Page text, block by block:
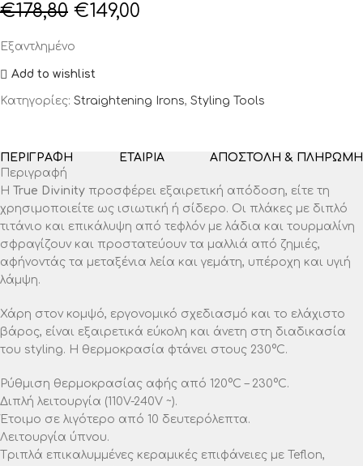
€178,80 €149,00
Εξαντλημένο
Add to wishlist
Κατηγορίες: Straightening Irons, Styling Tools
ΠΕΡΙΓΡΑΦΉ ΕΤΑΙΡΊΑ
ΑΠΟΣΤΟΛΉ & ΠΛΗΡΩΜΉ
Περιγραφή
Η True Divinity προσφέρει εξαιρετική απόδοση, είτε τη
χρησιμοποιείτε ως ισιωτική ή σίδερο. Οι πλάκες με διπλό
τιτάνιο και επικάλυψη από τεφλόν με λάδια και τουρμαλίνη
σφραγίζουν και προστατεύουν τα μαλλιά από ζημιές,
αφήνοντάς τα μεταξένια λεία και γεμάτη, υπέροχη και υγιή
λάμψη.
Χάρη στον κομψό, εργονομικό σχεδιασμό και το ελάχιστο
βάρος, είναι εξαιρετικά εύκολη και άνετη στη διαδικασία
του styling. Η θερμοκρασία φτάνει στους 230°C.
Ρύθμιση θερμοκρασίας αφής από 120°C – 230°C.
Διπλή λειτουργία (110V-240V ~).
Έτοιμο σε λιγότερο από 10 δευτερόλεπτα.
Λειτουργία ύπνου.
Tριπλά επικαλυμμένες κεραμικές επιφάνειες με Teflon,